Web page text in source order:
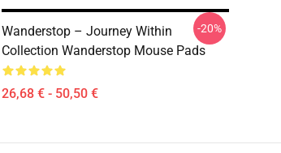
Wanderstop – Journey Within
Collection Wanderstop Mouse Pads
26,68 € - 50,50 €
-20%